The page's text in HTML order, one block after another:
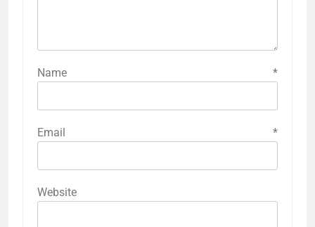
Name *
Email *
Website